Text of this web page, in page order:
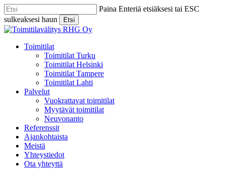
Skip
to
main
content
Paina Enteriä etsiäksesi tai ESC
sulkeaksesi haun
Etsi
Close
Menu
Toimitilat
Toimitilat Turku
Toimitilat Helsinki
Toimitilat Tampere
Toimitilat Lahti
Palvelut
Vuokrattavat toimitilat
Myytävät toimitilat
Neuvonanto
Referenssit
Ajankohtaista
Meistä
Yhteystiedot
Ota yhteyttä